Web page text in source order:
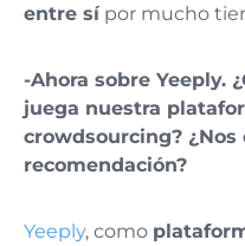
entre sípor mucho
-Ahora sobre Yeeply.
juega nuestra
crowdsourcing? ¿Nos
recomendación?
Yeeply, como